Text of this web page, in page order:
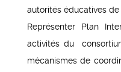
autorités éducatives de
Représenter Plan
activités du
mécanismes de